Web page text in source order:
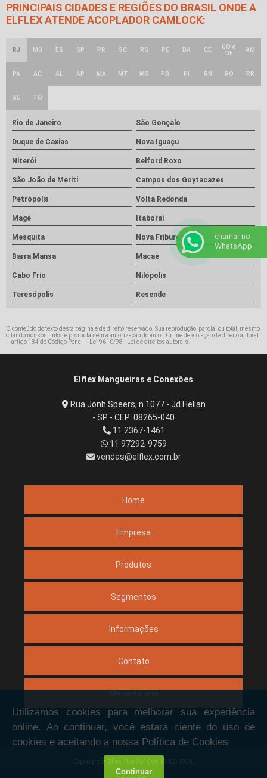
PRINCIPAIS CIDADES E REGIÕES DO BRASIL ONDE A
ELFLEX ATENDE ACOPLADOR CAMLOCK:
RJ MG ES SP PR SC RS PE BA CE
GO e
DF
AM
PA AC AL AP MA MT MS PB PI RN RO RR
SE TO
Rio de Janeiro São Gonçalo
Duque de Caxias Nova Iguaçu
Niterói Belford Roxo
São João de Meriti Campos dos Goytacazes
Petrópolis Volta Redonda
Magé Itaboraí
Mesquita Nova Friburgo
Barra Mansa Macaé
Cabo Frio Nilópolis
Teresópolis Resende
O conteúdo do texto desta página é de direito reservado. Sua reprodução, parcial ou total, mesmo
citando nossos links, é proibida sem a autorização do autor. Crime de violação de direito autoral
– artigo 184 do Código Penal –
Lei 9610/98 - Lei de direitos autorais
Elflex Mangueiras e Conexões
Rua Jonh Speers, n.1077 - Jd Helian
- SP - CEP: 08265-040
11 2367-1461
11 97292-9759
vendas@elflex.com.br
Home
Empresa
Produtos
Segmentos
Informações
Contato
chamar no
WhatsApp